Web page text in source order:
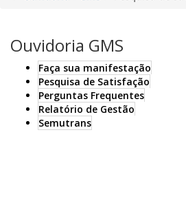
Ouvidoria GMS
Faça sua manifestação
Pesquisa de Satisfação
Perguntas Frequentes
Relatório de Gestão
Semutrans